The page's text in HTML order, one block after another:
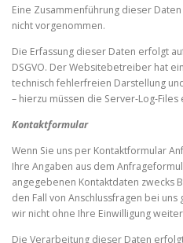
Eine Zusammenführung dieser
nicht vorgenommen.
Die Erfassung dieser Daten erfolgt
DSGVO. Der Websitebetreiber hat
technisch fehlerfreien Darstellung
– hierzu müssen die Server-Log-
Kontaktformular
Wenn Sie uns per Kontaktformular
Ihre Angaben aus dem
angegebenen Kontaktdaten zwecks
den Fall von Anschlussfragen bei
wir nicht ohne Ihre Einwilligung
Die Verarbeitung dieser Daten